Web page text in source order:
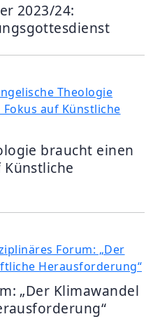
2023/24:
braucht einen
„Der Klimawandel